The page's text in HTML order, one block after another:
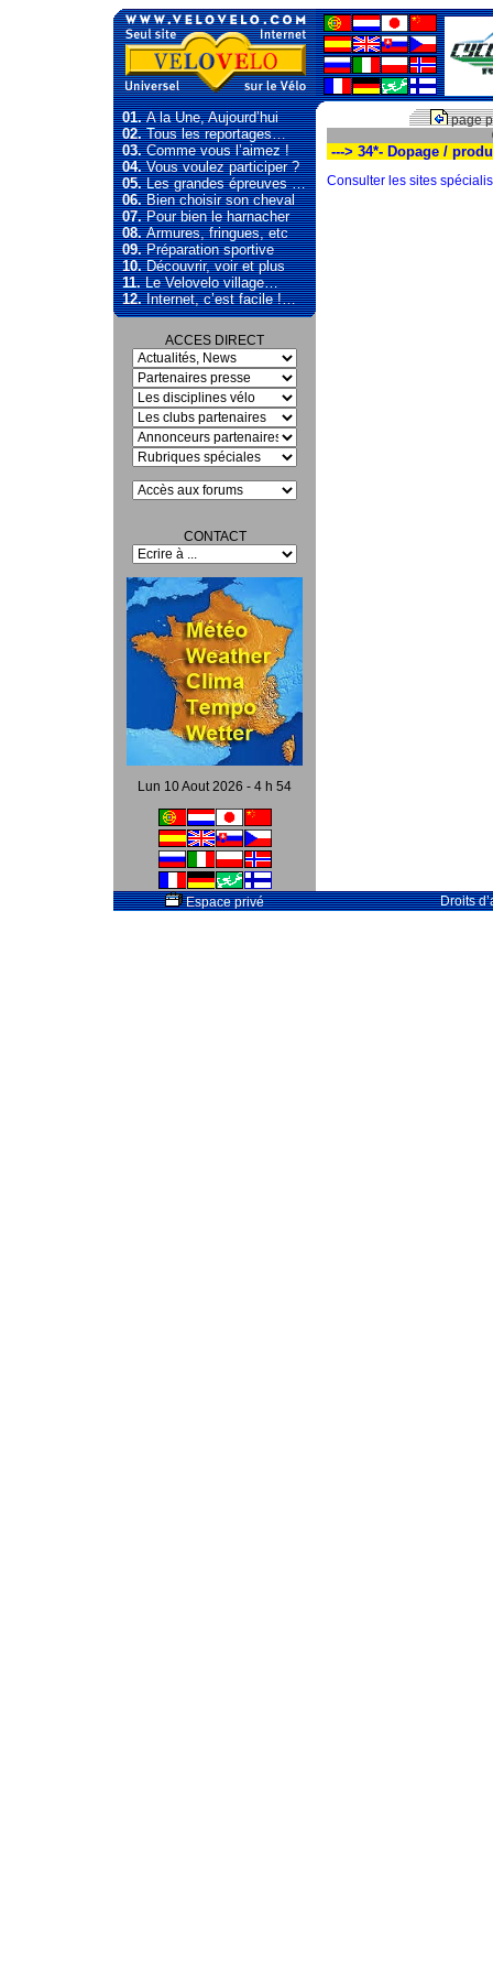
01.A la Une, Aujourd’hui
02.Tous les reportages…
03.Comme vous l’aimez !
04.Vous voulez participer ?
05.Les grandes épreuves …
06.Bien choisir son cheval
07.Pour bien le harnacher
08.Armures, fringues, etc
09.Préparation sportive
10.Découvrir, voir et plus
11.Le Velovelo village…
12.Internet, c’est facile !…
ACCES DIRECT
CONTACT
Lun 10 Aout 2026 - 4 h 54
page
---> 34*- Dopage /
Consulter les sites
Espace privé Droits